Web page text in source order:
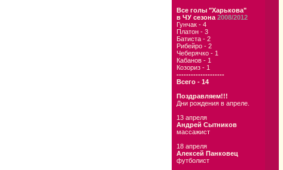
Все голы "Харькова"
в ЧУ сезона 2008/2012
Гунчак - 4
Платон - 3
Батиста - 2
Рибейро - 2
Чеберячко - 1
Кабанов - 1
Козориз - 1
--------------------
Всего - 14
Поздравляем!!!
Дни рождения в апреле.
13 апреля
Андрей Сытников
массажист
18 апреля
Алексей Панковец
футболист